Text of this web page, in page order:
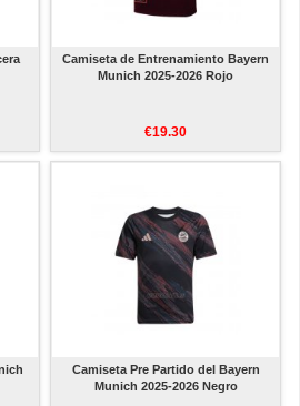
Camiseta de Entrenamiento Bayern
Munich 2025-2026 Rojo
€19.30
Camiseta Pre Partido del Bayern
Munich 2025-2026 Negro